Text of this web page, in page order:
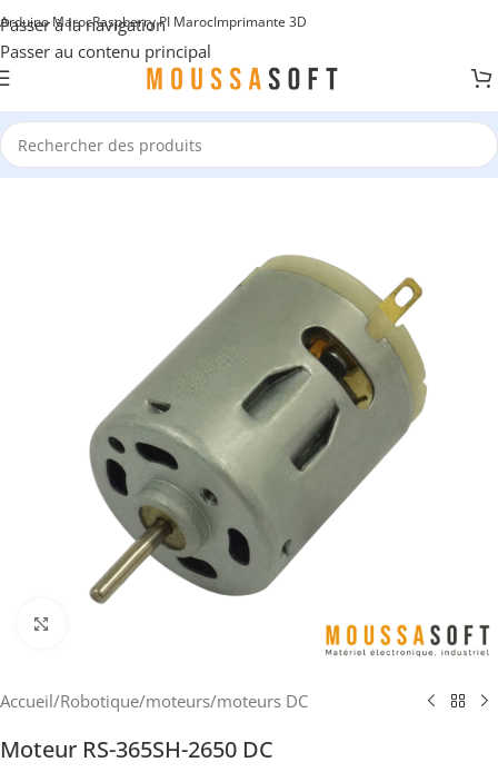
Passer à la navigation
Passer au contenu principal
Arduino MarocRaspberry PI MarocImprimante 3D
Accueil/Robotique/moteurs/moteurs DC
Moteur RS-365SH-2650 DC